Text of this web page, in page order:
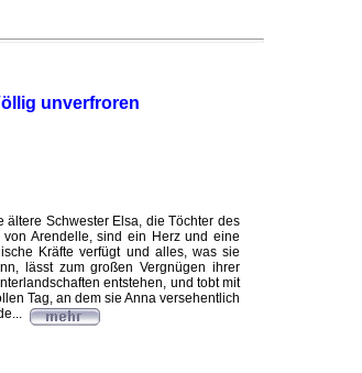
unverfroren
ältere Schwester Elsa, die Töchter des
Arendelle, sind ein Herz und eine
Kräfte verfügt und alles, was sie
lässt zum großen Vergnügen ihrer
entstehen, und tobt mit
Tag, an dem sie Anna versehentlich